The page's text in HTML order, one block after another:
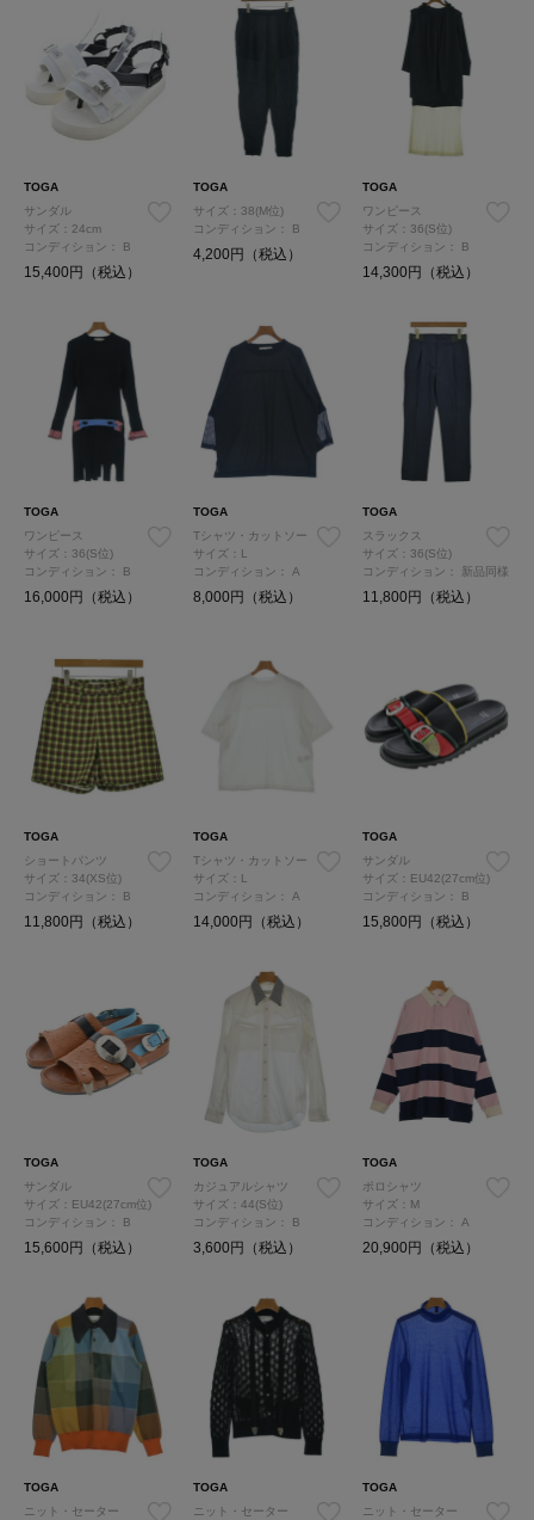
TOGA
サンダル
サイズ：24cm
コンディション： B
15,400円（税込）
TOGA
サイズ：38(M位)
コンディション：
B
4,200円（税込）
TOGA
ワンピース
サイズ：36(S位)
コンディション：
B
14,300円（税込）
TOGA
ワンピース
サイズ：36(S位)
コンディション： B
16,000円（税込）
TOGA
Tシャツ・カットソー
サイズ：L
コンディション：
A
8,000円（税込）
TOGA
スラックス
サイズ：36(S位)
コンディション：
新品同様
11,800円（税込）
TOGA
ショートパンツ
サイズ：34(XS位)
コンディション： B
11,800円（税込）
TOGA
Tシャツ・カットソー
サイズ：L
コンディション： A
14,000円（税込）
TOGA
サンダル
サイズ：EU42(27cm位)
コンディション：
B
15,800円（税込）
TOGA
サンダル
サイズ：EU42(27cm位)
コンディション： B
15,600円（税込）
TOGA
カジュアルシャツ
サイズ：44(S位)
コンディション：
B
3,600円（税込）
TOGA
ポロシャツ
サイズ：M
コンディション：
A
20,900円（税込）
TOGA
ニット・セーター
TOGA
ニット・セーター
TOGA
ニット・セーター